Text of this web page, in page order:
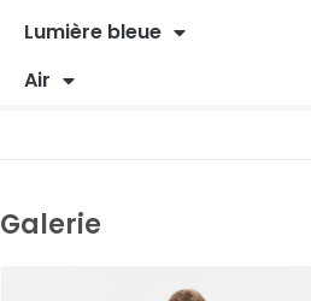
Lumière bleue
Air
Galerie